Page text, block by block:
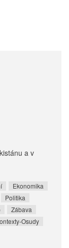
a v
Ekonomika
Politika
Zábava
Osudy